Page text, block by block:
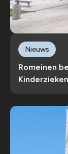
Romeinen
Nieuws